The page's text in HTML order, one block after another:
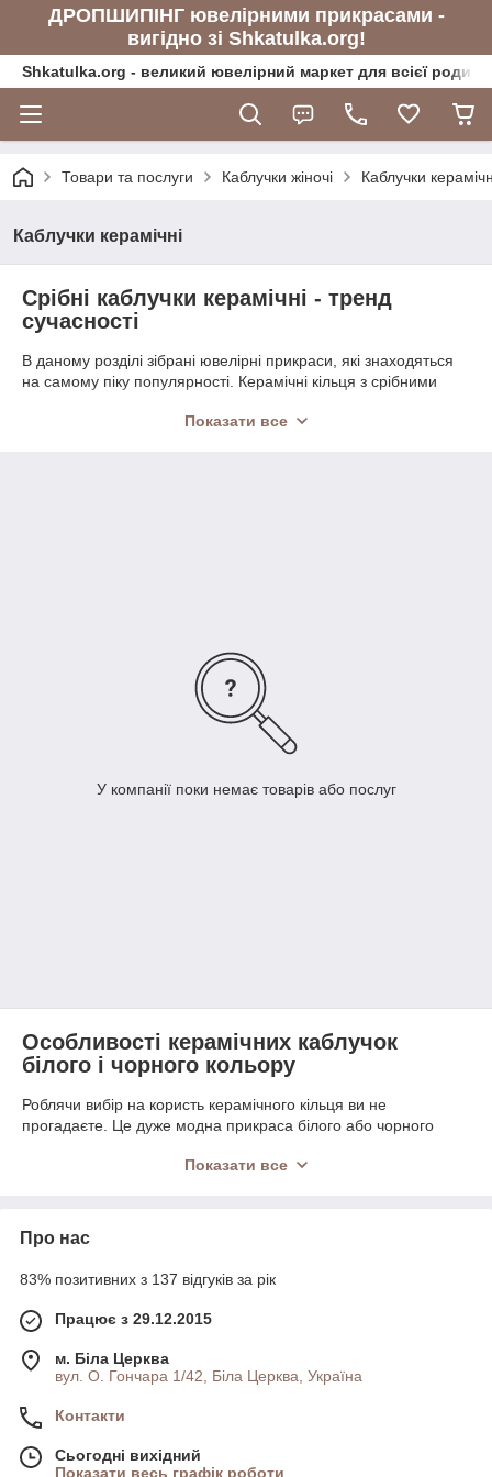
ДРОПШИПІНГ ювелірними прикрасами -
вигідно зі Shkatulka.org!
Shkatulka.org - великий ювелірний маркет для всієї
Товари та послуги Каблучки жіночі Каблучки
Каблучки керамічні
Срібні каблучки керамічні - тренд
сучасності
В даному розділі зібрані ювелірні прикраси, які знаходяться
на самому піку популярності. Керамічні кільця з срібними
поки що не передбачається. Ми зібрали багато моделей,
Показати все
У компанії поки немає товарів або послуг
Особливості керамічних каблучок
білого і чорного кольору
Роблячи вибір на користь керамічного кільця ви не
прогадаєте. Це дуже модна прикраса білого або чорного
оригінальний. Однак, купуючи таку річ, варто пам'ятати, що
прикрасою. Ми рекомендуємо знімати кільце з срібною
вставкою і перед каменем:
миттям рук;
роботами по будинку;
Багато прикраси зберігають на спеціальних підставках.
Каблучка з кераміки, білого або чорного кольору, краще
тримати в його рідній коробці, щоб вона випадково не впало і
не розбилося.
Керамічні срібні каблучки з камінням
Показати все
Про нас
83% позитивних з 137 відгуків за рік
Працює з 29.12.2015
м. Біла Церква
вул. О. Гончара 1/42, Біла Церква, Україна
Контакти
Сьогодні вихідний
Показати весь графік роботи